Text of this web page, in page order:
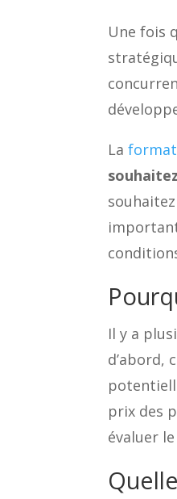
Une fois
La
Il y a
d’abord,
prix des
évaluer